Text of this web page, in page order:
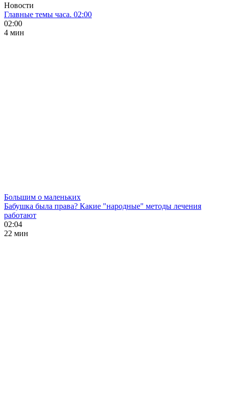
Новости
Главные темы часа. 02:00
02:00
4 мин
Большим о маленьких
Бабушка была права? Какие "народные" методы лечения
работают
02:04
22 мин